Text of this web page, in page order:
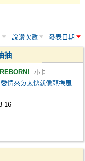
說讚次數 發表日期
抽
小卡
愛情來ㄉ太快就像龍捲風
16